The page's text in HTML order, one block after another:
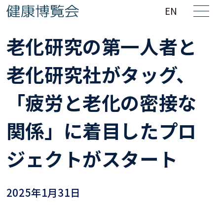
EN
老化研究の第一人者と
老化研究社がタッグ、
「疲労と老化の密接な
関係」に着目したプロ
ジェクトがスタート
2025年1月31日